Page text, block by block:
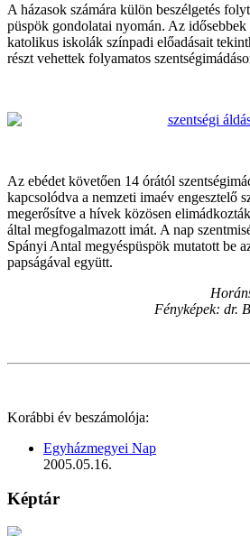
A házasok számára külön beszélgetés
püspök gondolatai nyomán. Az idősebbek
katolikus iskolák színpadi előadásait
részt vehettek folyamatos
Az ebédet követően 14 órától
kapcsolódva a nemzeti imaév engesztelő
megerősítve a hívek közösen
által megfogalmazott imát. A nap
Spányi Antal megyéspüspök mutatott be
papságával együtt.
Fényképek: dr.
Korábbi év beszámolója:
Egyházmegyei Nap
2005.05.16.
Képtár